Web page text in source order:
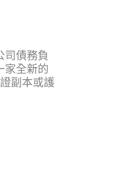
司債務負
家全新的
副本或護